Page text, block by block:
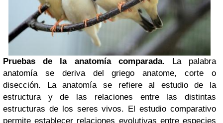
Pruebas de la anatomía comparada. La palabra
anatomía se deriva del griego anatome, corte o
disección. La anatomía se refiere al estudio de la
estructura y de las relaciones entre las distintas
estructuras de los seres vivos. El estudio comparativo
permite establecer relaciones evolutivas entre especies